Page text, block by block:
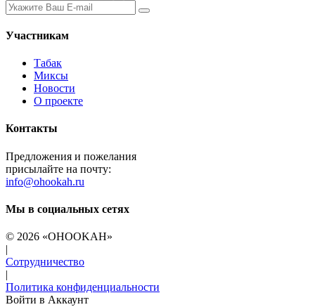
Участникам
Табак
Миксы
Новости
О проекте
Контакты
Предложения и пожелания
присылайте на почту:
info@ohookah.ru
Мы в социальных сетях
© 2026 «OHOOKAH»
|
Сотрудничество
|
Политика конфиденциальности
Войти в Аккаунт